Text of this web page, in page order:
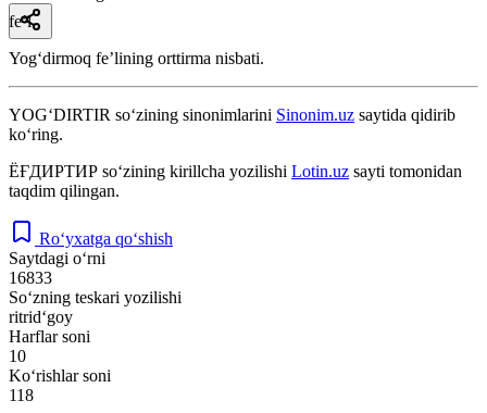
fe’l
Yogʻdirmoq feʼlining orttirma nisbati.
YOG‘DIRTIR so‘zining sinonimlarini Sinonim.uz saytida qidirib
ko‘ring.
ЁҒДИРТИР so‘zining kirillcha yozilishi Lotin.uz sayti tomonidan
taqdim qilingan.
Ro‘yxatga qo‘shish
Saytdagi o‘rni
16833
So‘zning teskari yozilishi
ritrid‘goy
Harflar soni
10
Ko‘rishlar soni
118